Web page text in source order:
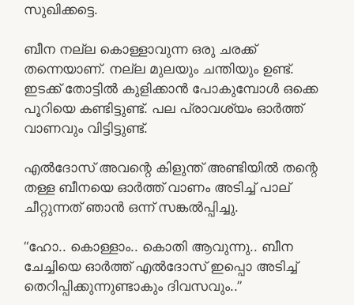
സുഖിക്കട്ടെ.
ബീന നല്ല കൊള്ളാവുന്ന ഒരു ചരക്ക്
തന്നെയാണ്. നല്ല മുലയും ചന്തിയും ഉണ്ട്.
ഇടക്ക് തോട്ടിൽ കുളിക്കാൻ പോകുമ്പോൾ ഒക്കെ
പൂറിയെ കണ്ടിട്ടുണ്ട്. പല പ്രാവശ്യം ഓർത്ത്
വാണവും വിട്ടിട്ടുണ്ട്.
എൽദോസ് അവന്റെ കിളുന്ത് അണ്ടിയിൽ തന്റെ
തള്ള ബീനയെ ഓർത്ത് വാണം അടിച്ച് പാല്
ചീറ്റുന്നത് ഞാൻ ഒന്ന് സങ്കൽപ്പിച്ചു.
“ഹോ.. കൊള്ളാം.. കൊതി ആവുന്നു.. ബീന
ചേച്ചിയെ ഓർത്ത് എൽദോസ് ഇപ്പൊ അടിച്ച്
തെറിപ്പിക്കുന്നുണ്ടാകും ദിവസവും..”